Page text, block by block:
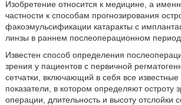
Изобретение относится к медицине, а
частности к способам прогнозирования
факоэмульсификации катаракты с
линзы в раннем послеоперационном
Известен способ определения
зрения у пациентов с первичной
сетчатки, включающий в себя все
показатели, в котором определяют остроту
операции, длительность и высоту отслойки